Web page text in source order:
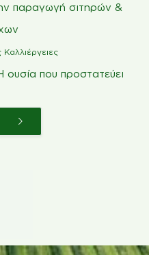
παραγωγή σιτηρών &
ουσία που προστατεύει